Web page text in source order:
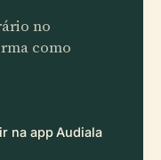
no
como
na app Audiala